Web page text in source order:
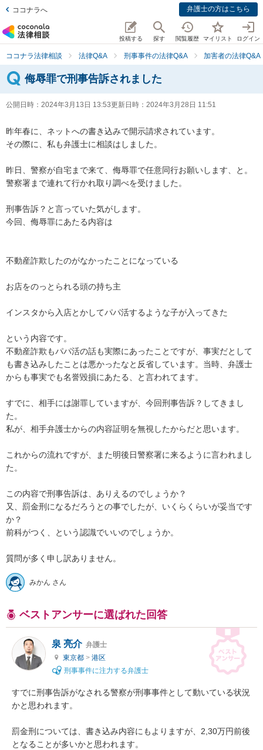
ココナラへ 弁護士の方はこちら
投稿する 探す 閲覧履歴 マイリスト ログイン
ココナラ法律相談 法律Q&A 刑事事件の法律Q&A 加害者の法律Q&A
侮辱罪で刑事告訴されました
公開日時： 2024年3月13日 13:53更新日時： 2024年3月28日 11:51
昨年春に、ネットへの書き込みで開示請求されています。
その際に、私も弁護士に相談はしました。
昨日、警察が自宅まで来て、侮辱罪で任意同行お願いします、と。
警察署まで連れて行かれ取り調べを受けました。
刑事告訴？と言っていた気がします。
今回、侮辱罪にあたる内容は
不動産詐欺したのがなかったことになっている
お店をのっとられる頭の持ち主
インスタから入店とかしてパパ活するような子が入ってきた
という内容です。
不動産詐欺もパパ活の話も実際にあったことですが、事実だとして
も書き込みしたことは悪かったなと反省しています。当時、弁護士
からも事実でも名誉毀損にあたる、と言われてます。
すでに、相手には謝罪していますが、今回刑事告訴？してきまし
た。
私が、相手弁護士からの内容証明を無視したからだと思います。
これからの流れですが、また明後日警察署に来るように言われまし
た。
この内容で刑事告訴は、ありえるのでしょうか？
又、罰金刑になるだろうとの事でしたが、いくらくらいが妥当です
か？
前科がつく、という認識でいいのでしょうか。
質問が多く申し訳ありません。
みかん さん
ベストアンサーに選ばれた回答
泉 亮介 弁護士
東京都 > 港区
刑事事件に注力する弁護士
すでに刑事告訴がなされる警察が刑事事件として動いている状況
かと思われます。
罰金刑については、書き込み内容にもよりますが、2,30万円前後
となることが多いかと思われます。